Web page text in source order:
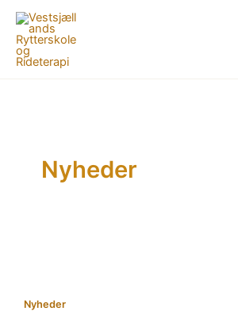
indholdet
Nyheder
Nyheder